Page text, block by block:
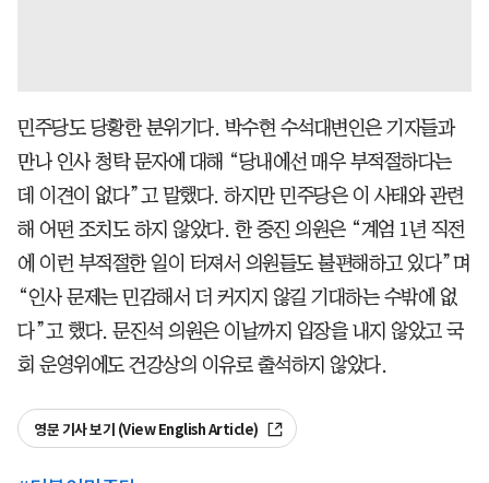
민주당도 당황한 분위기다. 박수현 수석대변인은 기자들과
만나 인사 청탁 문자에 대해 “당내에선 매우 부적절하다는
데 이견이 없다”고 말했다. 하지만 민주당은 이 사태와 관련
해 어떤 조치도 하지 않았다. 한 중진 의원은 “계엄 1년 직전
에 이런 부적절한 일이 터져서 의원들도 불편해하고 있다”며
“인사 문제는 민감해서 더 커지지 않길 기대하는 수밖에 없
다”고 했다. 문진석 의원은 이날까지 입장을 내지 않았고 국
회 운영위에도 건강상의 이유로 출석하지 않았다.
영문 기사 보기 (View English Article)